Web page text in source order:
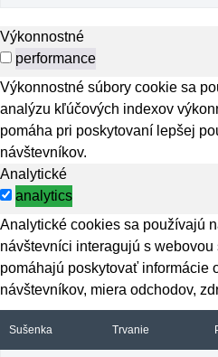
Výkonnostné
performance
Výkonnostné súbory cookie sa
analýzu kľúčových indexov
pomáha pri poskytovaní lepšej
návštevníkov.
Analytické
analytics
Analytické cookies sa používajú
návštevníci interagujú s
pomáhajú poskytovať informácie
návštevníkov, miera odchodov,
Sušenka Trvanie